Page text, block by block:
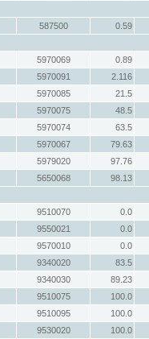
587500
0.59
5970069
0.89
5970091
2.116
5970085
21.5
5970075
48.5
5970074
63.5
5970067
79.63
5979020
97.76
5650068
98.13
9510070
0.0
9550021
0.0
9570010
0.0
9340020
83.5
9340030
89.23
9510075
100.0
9510095
100.0
9530020 100.0